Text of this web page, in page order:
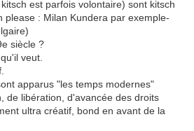
est parfois volontaire) sont kitsch
please : Milan Kundera par exemple-
siècle ?
veut.
apparus "les temps modernes"
de libération, d'avancée des droits
ultra créatif, bond en avant de la